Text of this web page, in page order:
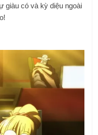
giàu có và kỳ diệu ngoài